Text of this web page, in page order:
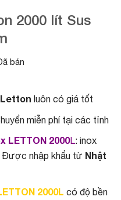
2000 lít Sus
bán
luôn có giá tốt
miễn phí tại các tỉnh
LETTON 2000L: inox
Được nhập khẩu từ Nhật
2000L có độ bền